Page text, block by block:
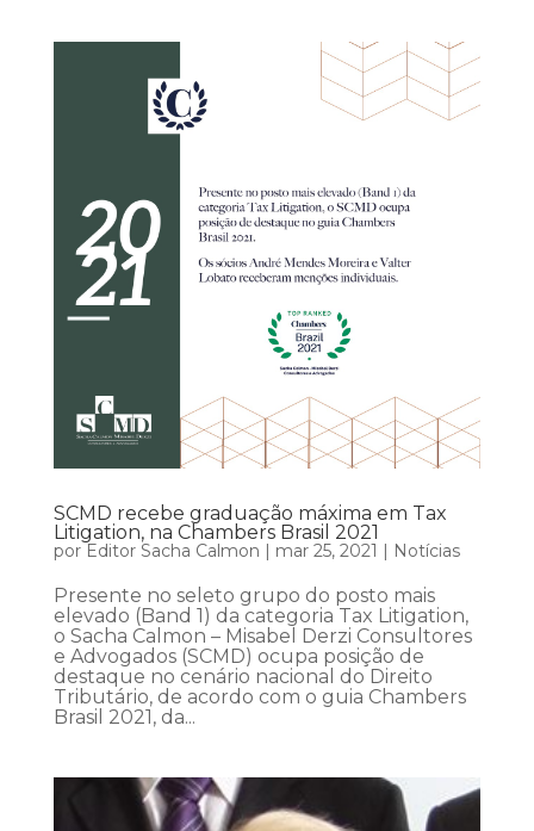
SCMD recebe graduação máxima em Tax
Litigation, na Chambers Brasil 2021
por Editor Sacha Calmon mar 25, 2021 Notícias
Presente no seleto grupo do posto mais
elevado (Band 1) da categoria Tax Litigation,
o Sacha Calmon – Misabel Derzi Consultores
e Advogados (SCMD) ocupa posição de
destaque no cenário nacional do Direito
Tributário, de acordo com o guia Chambers
Brasil 2021, da...